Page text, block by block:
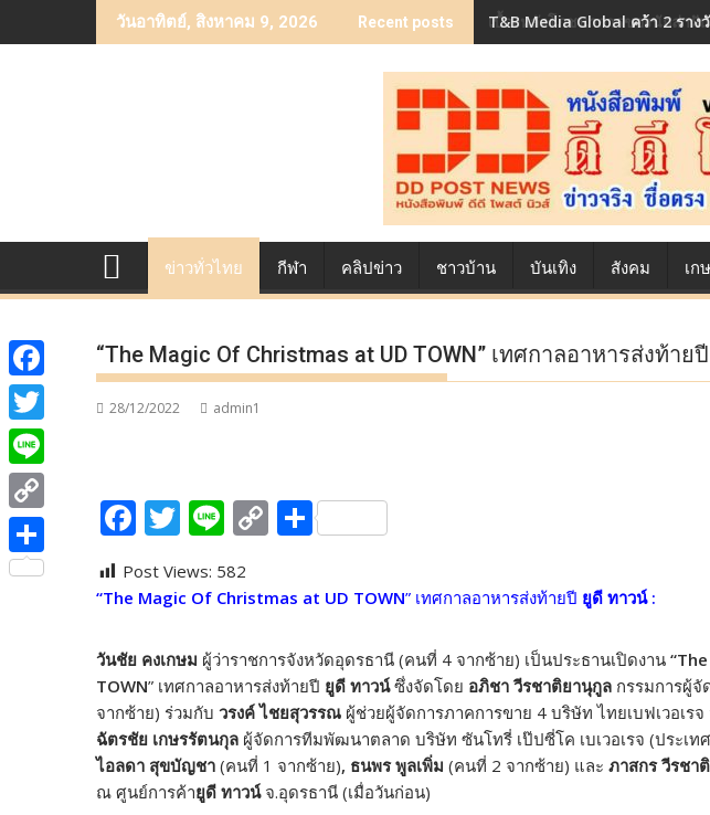
to
วันอาทิตย์, สิงหาคม 9, 2026 Recent posts เบื้องหลังโภชนาการของนักล่าฝั
ข่าวทั่วไทย กีฬา คลิปข่าว ชาวบ้าน บันเทิง สังคม เก
“The Magic Of Christmas at UD TOWN” เทศกาลอาหารส่งท้าย
28/12/2022 admin1
F
e
o
o
k
T
itt
Li
e
C
p
Li
n
k
S
ar
Post Views: 582
“The Magic Of Christmas at UD TOWN” เทศกาลอาหารส่งท้ายปี ยูดี ทาวน์ :
วันชัย คงเกษม ผู้ว่าราชการจังหวัดอุดรธานี (คนที่ 4 จากซ้าย) เป็นประธานเปิดงาน
TOWN” เทศกาลอาหารส่งท้ายปี ยูดี ทาวน์ซึ่งจัดโดย อภิชา วีรชาติยานุกูล กรรมการผู้
จากซ้าย) ร่วมกับ วรงค์ ไชยสุวรรณ ผู้ช่วยผู้จัดการภาคการขาย 4 บริษัท ไทยเบฟเวอเร
ฉัตรชัย เกษรรัตนกุล ผู้จัดการทีมพัฒนาตลาด บริษัท ซันโทรี่ เป๊ปซี่โค เบเวอเรจ (ประเ
ไอลดา สุขบัญชา (คนที่ 1 จากซ้าย), ธนพร พูลเพิ่ม (คนที่ 2 จากซ้าย) และ ภาสกร วีรชา
ณ ศูนย์การค้ายูดี ทาวน์จ.อุดรธานี (เมื่อวันก่อน)
F
a
c
e
b
o
T
w
i
t
t
L
i
n
C
o
S